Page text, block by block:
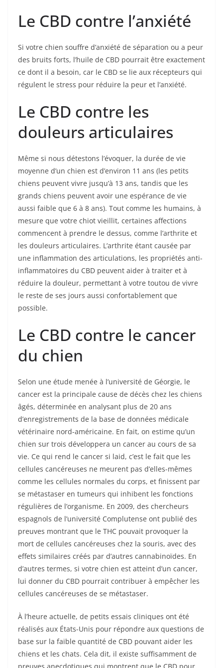
Le CBD contre l’anxiété
Si votre chien souffre d’anxiété de séparation ou a peur
des bruits forts, l’huile de CBD pourrait être exactement
ce dont il a besoin, car le CBD se lie aux récepteurs qui
régulent le stress pour réduire la peur et l’anxiété.
Le CBD contre les
douleurs articulaires
Même si nous détestons l’évoquer, la durée de vie
moyenne d’un chien est d’environ 11 ans (les petits
chiens peuvent vivre jusqu’à 13 ans, tandis que les
grands chiens peuvent avoir une espérance de vie
aussi faible que 6 à 8 ans). Tout comme les humains, à
mesure que votre chiot vieillit, certaines affections
commencent à prendre le dessus, comme l’arthrite et
les douleurs articulaires. L’arthrite étant causée par
une inflammation des articulations, les propriétés anti-
inflammatoires du CBD peuvent aider à traiter et à
réduire la douleur, permettant à votre toutou de vivre
le reste de ses jours aussi confortablement que
possible.
Le CBD contre le cancer
du chien
Selon une étude menée à l’université de Géorgie, le
cancer est la principale cause de décès chez les chiens
âgés, déterminée en analysant plus de 20 ans
d’enregistrements de la base de données médicale
vétérinaire nord-américaine. En fait, on estime qu’un
chien sur trois développera un cancer au cours de sa
vie. Ce qui rend le cancer si laid, c’est le fait que les
cellules cancéreuses ne meurent pas d’elles-mêmes
comme les cellules normales du corps, et finissent par
se métastaser en tumeurs qui inhibent les fonctions
régulières de l’organisme. En 2009, des chercheurs
espagnols de l’université Complutense ont publié des
preuves montrant que le THC pouvait provoquer la
mort de cellules cancéreuses chez la souris, avec des
effets similaires créés par d’autres cannabinoïdes. En
d’autres termes, si votre chien est atteint d’un cancer,
lui donner du CBD pourrait contribuer à empêcher les
cellules cancéreuses de se métastaser.
À l’heure actuelle, de petits essais cliniques ont été
réalisés aux États-Unis pour répondre aux questions de
base sur la faible quantité de CBD pouvant aider les
chiens et les chats. Cela dit, il existe suffisamment de